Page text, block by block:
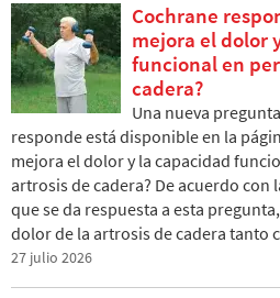
Cochrane
mejora el dolor
funcional en
cadera?
Una nueva
responde está disponible en la
mejora el dolor y la capacidad
artrosis de cadera? De acuerdo con
que se da respuesta a esta
dolor de la artrosis de cadera tanto
27 julio 2026